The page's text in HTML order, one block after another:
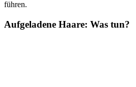
führen.
Aufgeladene Haare: Was tun?